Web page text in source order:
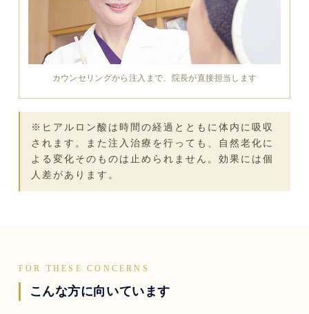
カウンセリングから注入まで、院長が直接担当します
※ヒアルロン酸は時間の経過とともに体内に吸収
されます。また注入治療を行っても、自然老化に
よる変化そのものは止められません。効果には個
人差があります。
FOR THESE CONCERNS
こんな方に向いています